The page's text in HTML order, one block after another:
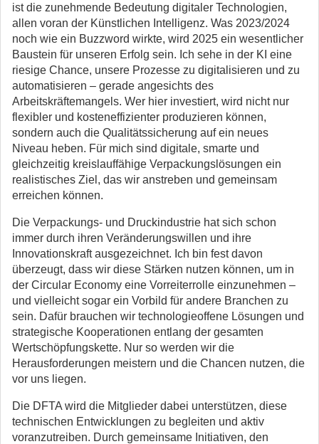
ist die zunehmende Bedeutung digitaler Technologien,
allen voran der Künstlichen Intelligenz. Was 2023/2024
noch wie ein Buzzword wirkte, wird 2025 ein wesentlicher
Baustein für unseren Erfolg sein. Ich sehe in der KI eine
riesige Chance, unsere Prozesse zu digitalisieren und zu
automatisieren – gerade angesichts des
Arbeitskräftemangels. Wer hier investiert, wird nicht nur
flexibler und kosteneffizienter produzieren können,
sondern auch die Qualitätssicherung auf ein neues
Niveau heben. Für mich sind digitale, smarte und
gleichzeitig kreislauffähige Verpackungslösungen ein
realistisches Ziel, das wir anstreben und gemeinsam
erreichen können.
Die Verpackungs- und Druckindustrie hat sich schon
immer durch ihren Veränderungswillen und ihre
Innovationskraft ausgezeichnet. Ich bin fest davon
überzeugt, dass wir diese Stärken nutzen können, um in
der Circular Economy eine Vorreiterrolle einzunehmen –
und vielleicht sogar ein Vorbild für andere Branchen zu
sein. Dafür brauchen wir technologieoffene Lösungen und
strategische Kooperationen entlang der gesamten
Wertschöpfungskette. Nur so werden wir die
Herausforderungen meistern und die Chancen nutzen, die
vor uns liegen.
Die DFTA wird die Mitglieder dabei unterstützen, diese
technischen Entwicklungen zu begleiten und aktiv
voranzutreiben. Durch gemeinsame Initiativen, den